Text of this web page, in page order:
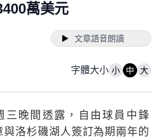
萬美元
文章語音朗讀
字體大小 小 中 大
三晚間透露，自由球員中鋒
與洛杉磯湖人簽訂為期兩年的